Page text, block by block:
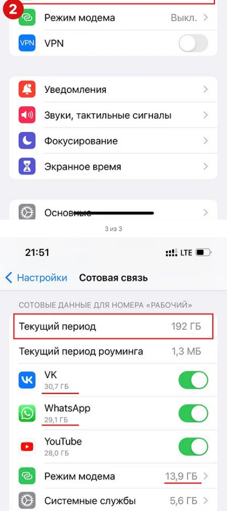
3 из 3